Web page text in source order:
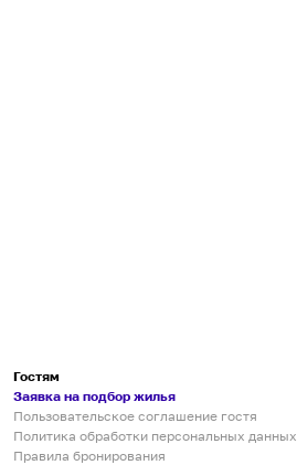
Гостям
Заявка на подбор жилья
Пользовательское соглашение гостя
Политика обработки персональных данных
Правила бронирования